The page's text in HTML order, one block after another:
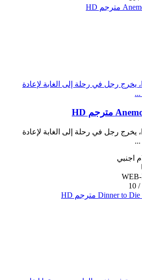
يخرج رجل في رحلة إلى الغابة لإعادة
...
يخرج رجل في رحلة إلى الغابة لإعادة
...
اجنبي